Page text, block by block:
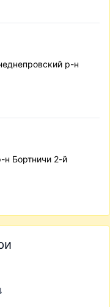
р-н
н Бортничи 2-й